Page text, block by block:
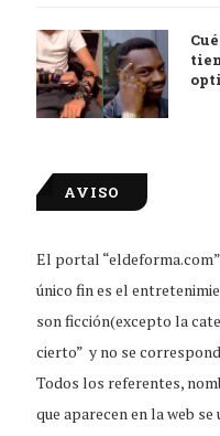
Estudiante que reprobó
Jul 31, 2026
AVISO
El portal
único fin es el
son ficción(excepto la
cierto” y no se
Todos los referentes,
que aparecen en la web